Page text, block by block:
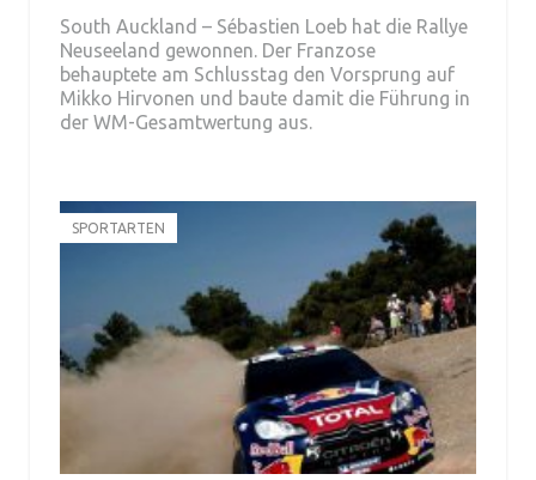
South Auckland – Sébastien Loeb hat die Rallye
Neuseeland gewonnen. Der Franzose
behauptete am Schlusstag den Vorsprung auf
Mikko Hirvonen und baute damit die Führung in
der WM-Gesamtwertung aus.
SPORTARTEN